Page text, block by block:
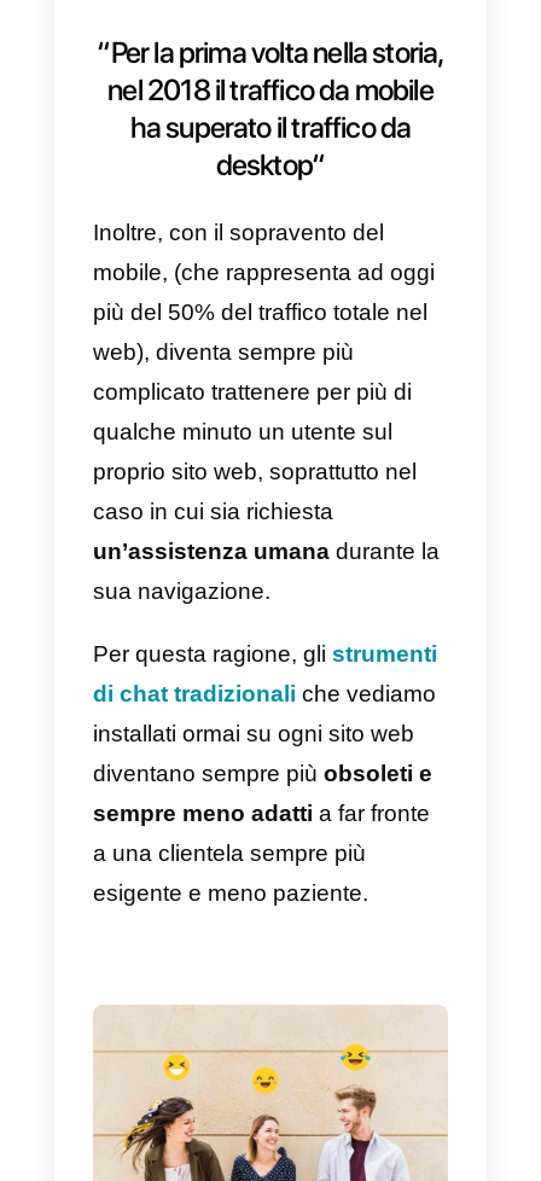
facilmente alla questione
successiva.
relazioni interpersonali, sia nelle
interazioni che stabiliamo
aziendedalle quali vorremmo
acquistare o abbiamo acquistato
un prodotto o un servizio.
“Per la prima volta nella
nel 2018 il traffico da mobile
desktop“
Inoltre, con il sopravento del
mobile, (che rappresenta ad oggi
più del 50% del traffico totale nel
web), diventa sempre più
qualche minuto un utente sul
proprio sito web, soprattutto nel
caso in cui sia richiesta
un’assistenza umanadurante la